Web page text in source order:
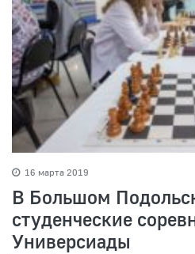
16 марта 2019
В Большом
студенческие
Универсиады